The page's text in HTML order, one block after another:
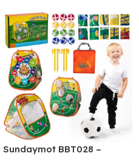
Sundaymot BBT028 –